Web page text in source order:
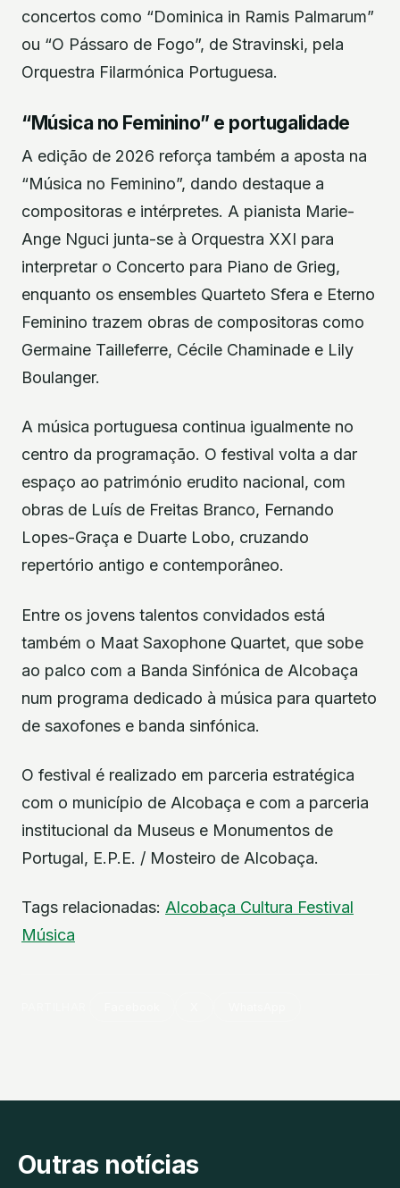
concertos como “Dominica in Ramis Palmarum”
ou “O Pássaro de Fogo”, de Stravinski, pela
Orquestra Filarmónica Portuguesa.
“Música no Feminino” e portugalidade
A edição de 2026 reforça também a aposta na
“Música no Feminino”, dando destaque a
compositoras e intérpretes. A pianista Marie-
Ange Nguci junta-se à Orquestra XXI para
interpretar o Concerto para Piano de Grieg,
enquanto os ensembles Quarteto Sfera e Eterno
Feminino trazem obras de compositoras como
Germaine Tailleferre, Cécile Chaminade e Lily
Boulanger.
A música portuguesa continua igualmente no
centro da programação. O festival volta a dar
espaço ao património erudito nacional, com
obras de Luís de Freitas Branco, Fernando
Lopes-Graça e Duarte Lobo, cruzando
repertório antigo e contemporâneo.
Entre os jovens talentos convidados está
também o Maat Saxophone Quartet, que sobe
ao palco com a Banda Sinfónica de Alcobaça
num programa dedicado à música para quarteto
de saxofones e banda sinfónica.
O festival é realizado em parceria estratégica
com o município de Alcobaça e com a parceria
institucional da Museus e Monumentos de
Portugal, E.P.E. / Mosteiro de Alcobaça.
Tags relacionadas: Alcobaça Cultura Festival
Música
Outras notícias